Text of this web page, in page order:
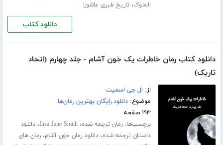
الملوک، تاریخ طبری عاشورا
دانلود کتاب
دانلود کتاب رمان خاطرات یک خون آشام - جلد چهارم (اتحاد
تاریک)
از: ال جی اسمیت
موضوع:دانلود رایگان بهترین رمان‌ها
۱۹۳ صفحه
برچسب‌ها:رمان ترجمه شده،Lisa Jane Smith،دانلود
داستان ترجمه شده،دانلود رمان خون آشام،رمان های